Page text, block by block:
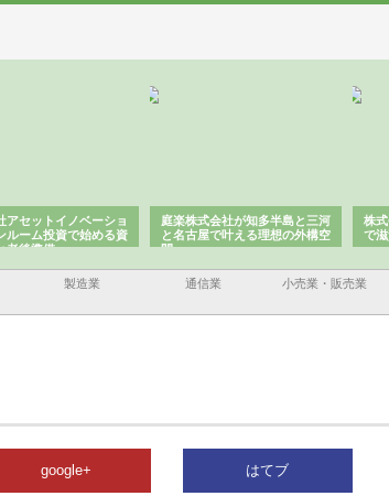
会社が知多半島と三河
で叶える理想の外構空
株式会社ナツハラが建設と鋲螺
で滋賀の暮らしを支える理由
株
イ
容
製造業 通信業 小売業・販売業
google+ はてブ